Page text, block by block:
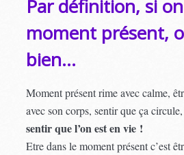
Par définition, si
moment présent,
bien…
Moment présent rime avec calme,
avec son corps, sentir que ça
sentir que l’on est en vie !
Etre dans le moment présent c’est